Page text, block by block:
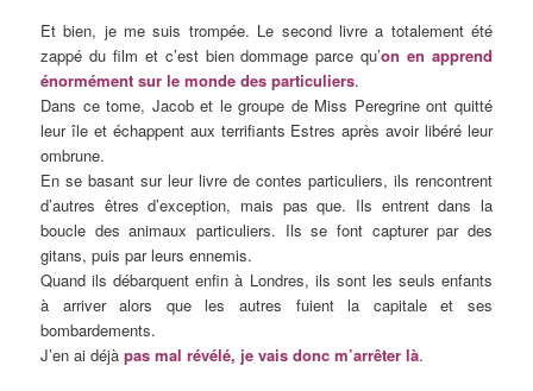
Et bien, je me suis trompée. Le second livre a totalement été
zappé du film et c’est bien dommage parce qu’on en apprend
énormément sur le monde des particuliers.
Dans ce tome, Jacob et le groupe de Miss Peregrine ont quitté
leur île et échappent aux terrifiants Estres après avoir libéré leur
ombrune.
En se basant sur leur livre de contes particuliers, ils rencontrent
d’autres êtres d’exception, mais pas que. Ils entrent dans la
boucle des animaux particuliers. Ils se font capturer par des
gitans, puis par leurs ennemis.
Quand ils débarquent enfin à Londres, ils sont les seuls enfants
à arriver alors que les autres fuient la capitale et ses
bombardements.
J’en ai déjà pas mal révélé, je vais donc m’arrêter là.